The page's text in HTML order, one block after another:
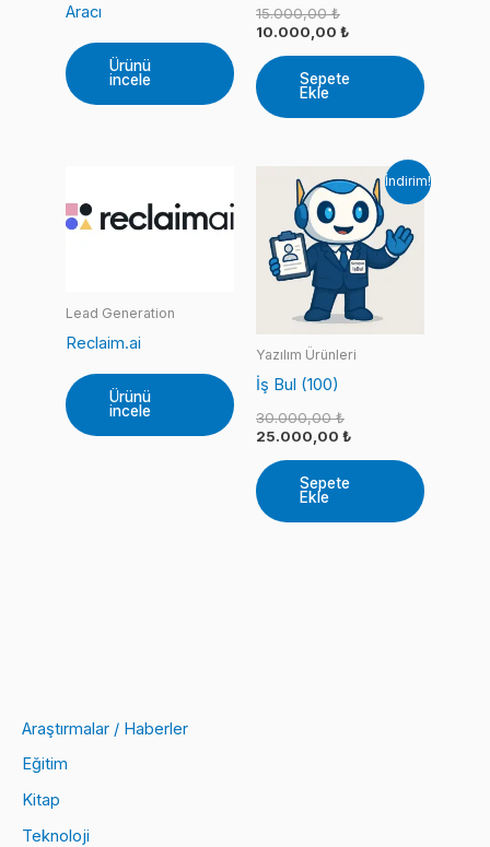
Araştırmalar / Haberler
Eğitim
Kitap
Teknoloji
Aracı
Ürünü
incele
15.000,00₺Orijinal
fiyat:
10.000,00 ₺Şu
10.000,00 ₺.
Sepete
Ekle
Lead Generation
Reclaim.ai
Ürünü
incele
İndirim!
Yazılım Ürünleri
İş Bul (100)
30.000,00₺Orijinal
fiyat:
25.000,00 ₺Şu
25.000,00 ₺.
Sepete
Ekle